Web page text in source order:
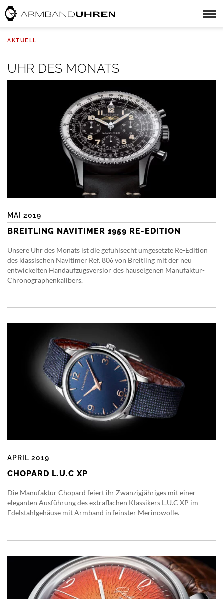
AKTUELL
UHR DES MONATS
MAI 2019
BREITLING NAVITIMER 1959 RE-EDITION
Unsere Uhr des Monats ist die gefühlsecht umgesetzte Re-Edition
des klassischen Navitimer Ref. 806 von Breitling mit der neu
entwickelten Handaufzugsversion des hauseigenen Manufaktur-
Chronographenkalibers.
APRIL 2019
CHOPARD L.U.C XP
Die Manufaktur Chopard feiert ihr Zwanzigjähriges mit einer
eleganten Ausführung des extraflachen Klassikers L.U.C XP im
Edelstahlgehäuse mit Armband in feinster Merinowolle.